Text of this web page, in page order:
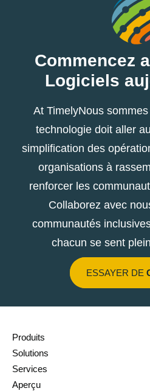
Commencez
Logiciels
At TimelyNous
technologie doit aller
simplification des
organisations à
renforcer les
Collaborez avec
communautés
chacun se sent
ESSAYER DE
Produits
Solutions
Services
Aperçu